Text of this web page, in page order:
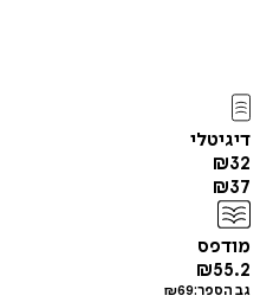
דיגיטלי
₪32
₪37
מודפס
₪55.2
גב הספר: ₪69